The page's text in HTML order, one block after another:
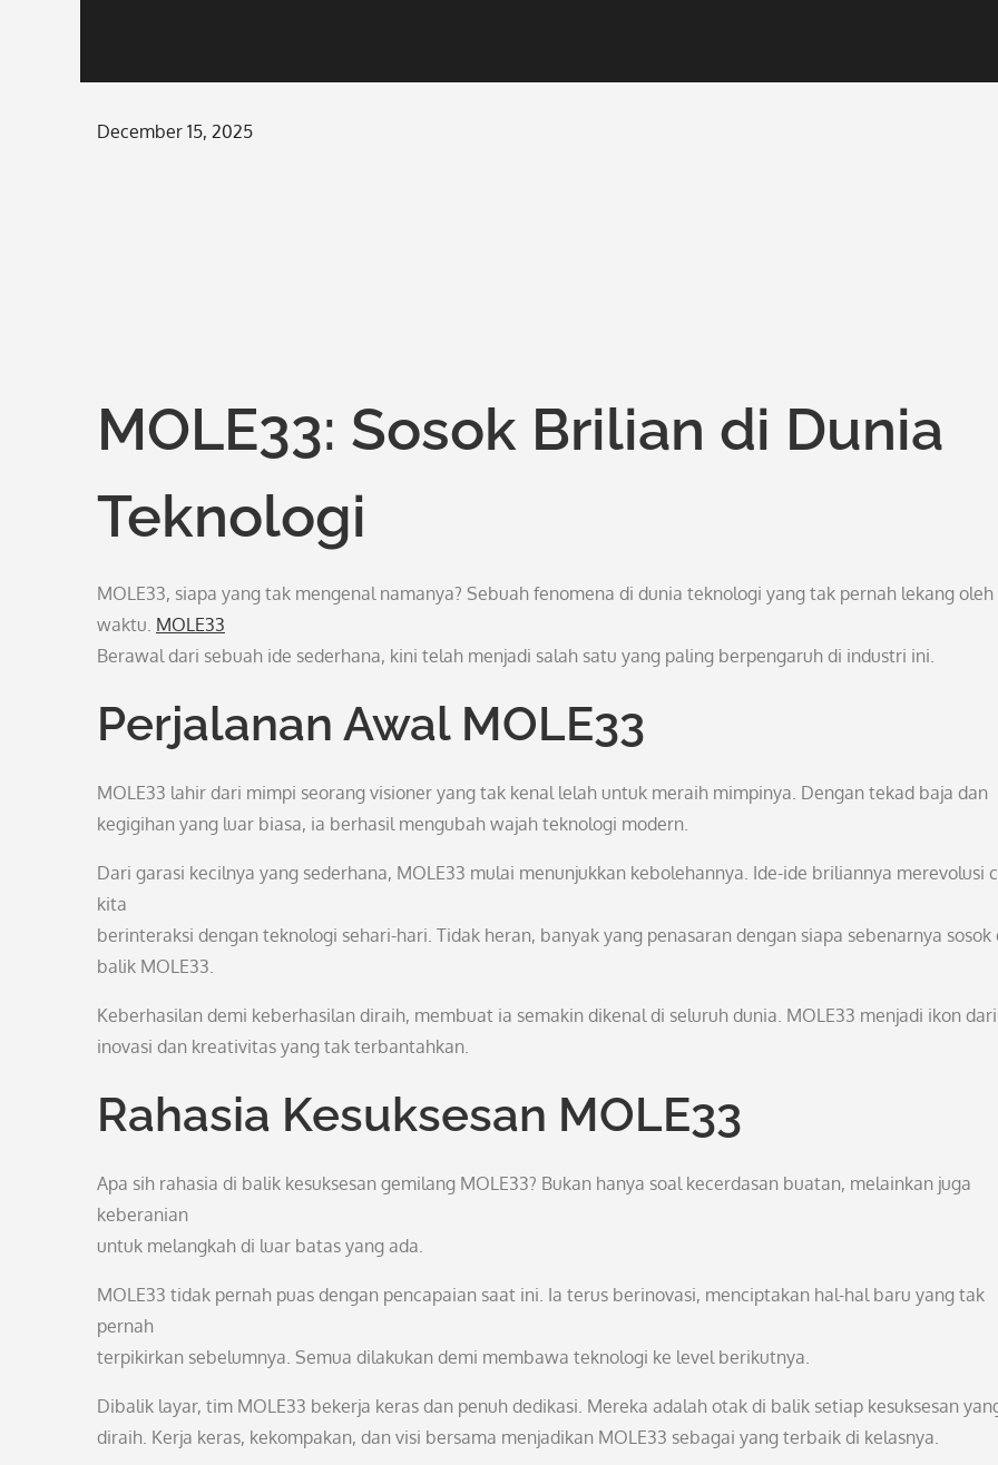
Posted
December 15, 2025
MOLE33: Sosok Brilian di Dunia
Teknologi
MOLE33, siapa yang tak mengenal namanya? Sebuah fenomena di dunia teknologi yang tak pernah lekang oleh
waktu. MOLE33
Berawal dari sebuah ide sederhana, kini telah menjadi salah satu yang paling berpengaruh di industri ini.
Perjalanan Awal MOLE33
MOLE33 lahir dari mimpi seorang visioner yang tak kenal lelah untuk meraih mimpinya. Dengan tekad baja dan
kegigihan yang luar biasa, ia berhasil mengubah wajah teknologi modern.
Dari garasi kecilnya yang sederhana, MOLE33 mulai menunjukkan kebolehannya. Ide-ide briliannya merevolusi
kita
berinteraksi dengan teknologi sehari-hari. Tidak heran, banyak yang penasaran dengan siapa sebenarnya sosok
balik MOLE33.
Keberhasilan demi keberhasilan diraih, membuat ia semakin dikenal di seluruh dunia. MOLE33 menjadi ikon dari
inovasi dan kreativitas yang tak terbantahkan.
Rahasia Kesuksesan MOLE33
Apa sih rahasia di balik kesuksesan gemilang MOLE33? Bukan hanya soal kecerdasan buatan, melainkan juga
keberanian
untuk melangkah di luar batas yang ada.
MOLE33 tidak pernah puas dengan pencapaian saat ini. Ia terus berinovasi, menciptakan hal-hal baru yang tak
pernah
terpikirkan sebelumnya. Semua dilakukan demi membawa teknologi ke level berikutnya.
Dibalik layar, tim MOLE33 bekerja keras dan penuh dedikasi. Mereka adalah otak di balik setiap kesuksesan
diraih. Kerja keras, kekompakan, dan visi bersama menjadikan MOLE33 sebagai yang terbaik di kelasnya.